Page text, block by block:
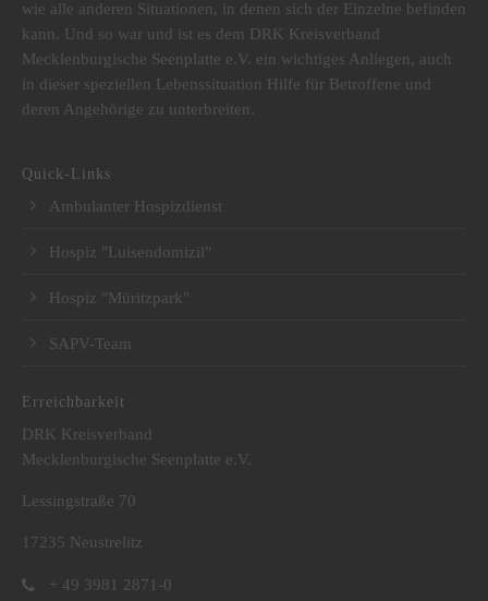
wie alle anderen Situationen, in denen sich der Einzelne befinden
kann. Und so war und ist es dem DRK Kreisverband
Mecklenburgische Seenplatte e.V. ein wichtiges Anliegen, auch
in dieser speziellen Lebenssituation Hilfe für Betroffene und
deren Angehörige zu unterbreiten.
Quick-Links
Ambulanter Hospizdienst
Hospiz "Luisendomizil"
Hospiz "Müritzpark"
SAPV-Team
Erreichbarkeit
DRK Kreisverband
Mecklenburgische Seenplatte e.V.
Lessingstraße 70
17235 Neustrelitz
+ 49 3981 2871-0